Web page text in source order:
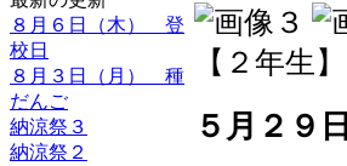
８月６日（木） 登
校日
８月３日（月） 種
だんご
納涼祭３
納涼祭２
【２年生
５月２９